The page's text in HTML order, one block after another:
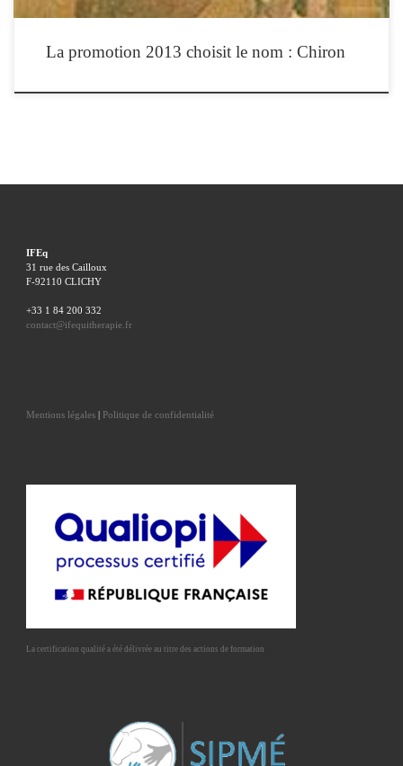
La promotion 2013 choisit le nom : Chiron
IFEq
31 rue des Cailloux
F-92110 CLICHY
+33 1 84 200 332
contact@ifequitherapie.fr
Mentions légales| Politique de confidentialité
La certification qualité a été délivrée au titre des actions de formation